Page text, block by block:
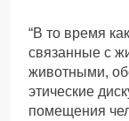
“В то время
связанные с
животными,
этические
помещения